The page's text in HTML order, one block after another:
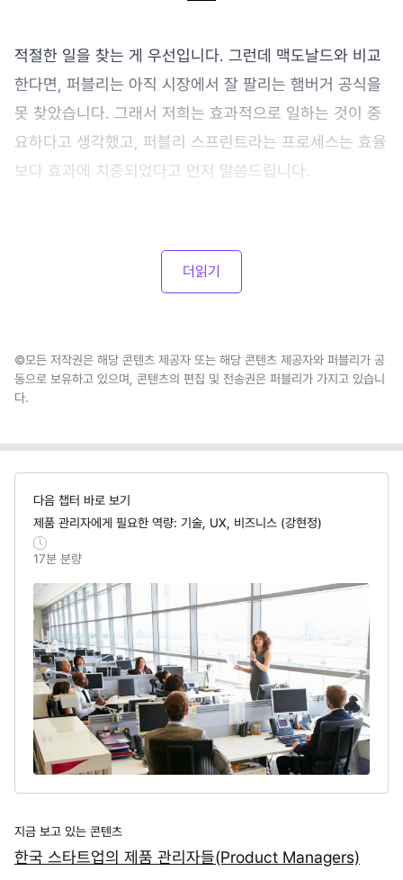
적절한 일을 찾는 게 우선입니다. 그런데 맥도날드와 비교
한다면, 퍼블리는 아직 시장에서 잘 팔리는 햄버거 공식을
못 찾았습니다. 그래서 저희는 효과적으로 일하는 것이 중
요하다고 생각했고, 퍼블리 스프린트라는 프로세스는 효율
보다 효과에 치중되었다고 먼저 말씀드립니다.
더읽기
©모든 저작권은 해당 콘텐츠 제공자 또는 해당 콘텐츠 제공자와 퍼블리가 공
동으로 보유하고 있으며, 콘텐츠의 편집 및 전송권은 퍼블리가 가지고 있습니
다.
다음 챕터 바로 보기
제품 관리자에게 필요한 역량: 기술, UX, 비즈니스 (강현정)
17분 분량
지금 보고 있는 콘텐츠
한국 스타트업의 제품 관리자들(Product Managers)